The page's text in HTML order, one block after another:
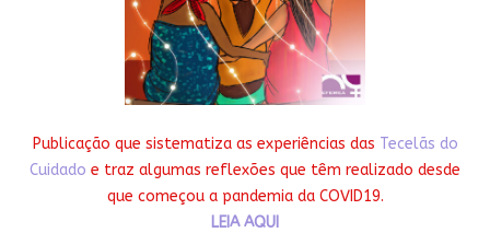
Publicação que sistematiza as experiências das Tecelãs do
Cuidado e traz algumas reflexões que têm realizado desde
que começou a pandemia da COVID19.
LEIA AQUI